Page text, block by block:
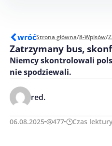
wróćStrona główna/8-Wpisów/
Zatrzymany bus,
Niemcy skontrolowali
nie spodziewali.
red.
06.08.2025 477 Czas